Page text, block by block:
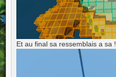
Et au final sa ressemblais a sa !